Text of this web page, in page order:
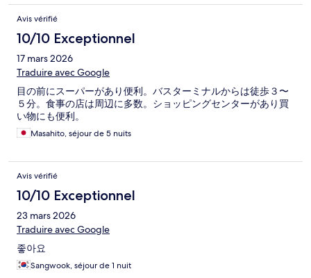
Avis vérifié
10/10 Exceptionnel
17 mars 2026
Traduire avec Google
目の前にスーパーがあり便利。バスターミナルからは徒歩３〜
５分。食事の店は周辺に多数。ショッピングセンターがあり買
い物にも便利。
Masahito, séjour de 5 nuits
Avis vérifié
10/10 Exceptionnel
23 mars 2026
Traduire avec Google
좋아요
Sangwook, séjour de 1 nuit